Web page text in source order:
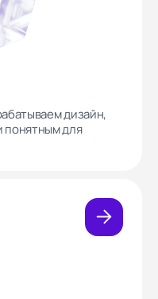
дизайн,
понятным для